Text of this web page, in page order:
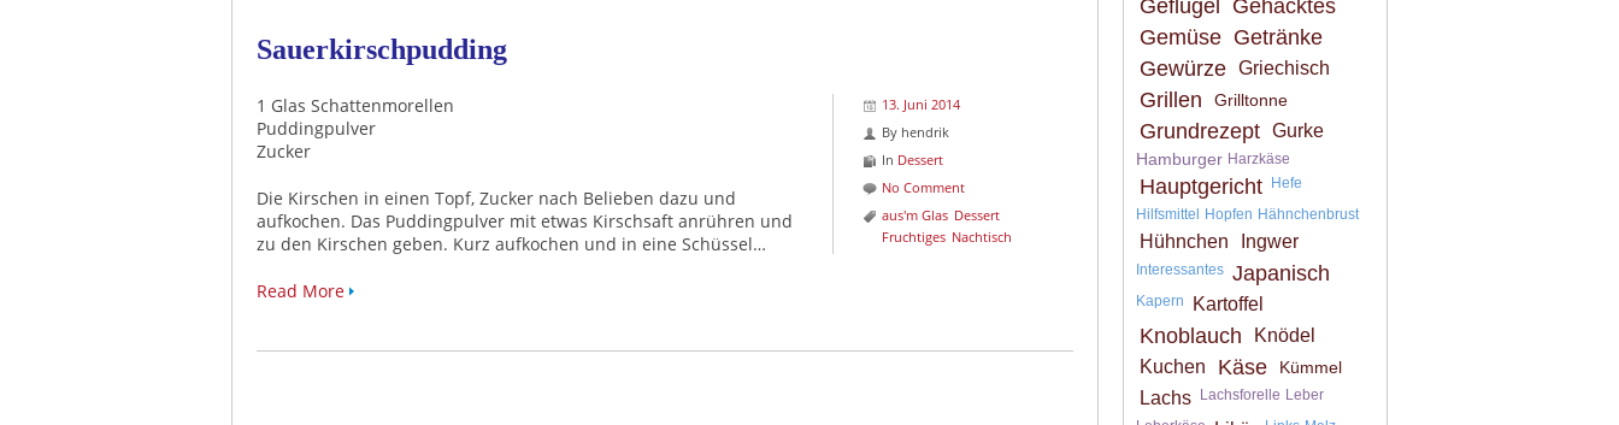
Sauerkirschpudding
13. Juni 2014
By hendrik
In Dessert
No Comment
aus'm Glas Dessert
Fruchtiges Nachtisch
1 Glas Schattenmorellen
Puddingpulver
Zucker
Die Kirschen in einen Topf, Zucker nach Belieben dazu und
aufkochen. Das Puddingpulver mit etwas Kirschsaft anrühren und
zu den Kirschen geben. Kurz aufkochen und in eine Schüssel…
Read More
Geflügel
Gehacktes
Gemüse Getränke
Gewürze Griechisch
Grillen Grilltonne
Grundrezept Gurke
Hamburger Harzkäse
Hauptgericht
Hefe
Hilfsmittel
Hopfen Hähnchenbrust
Hühnchen Ingwer
Interessantes Japanisch
Kapern Kartoffel
Knoblauch
Knödel
Kuchen
Käse Kümmel
Lachs Lachsforelle Leber